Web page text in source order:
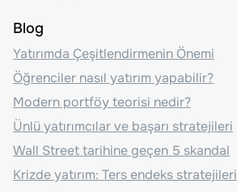
Blog
Yatırımda Çeşitlendirmenin Önemi
Öğrenciler nasıl yatırım yapabilir?
Modern portföy teorisi nedir?
Ünlü yatırımcılar ve başarı stratejileri
Wall Street tarihine geçen 5 skandal
Krizde yatırım: Ters endeks stratejileri